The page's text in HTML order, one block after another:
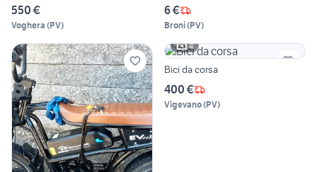
550 €
Voghera (PV)
6 €
Broni(PV)
4
Bici da corsa
400 €
Vigevano(PV)